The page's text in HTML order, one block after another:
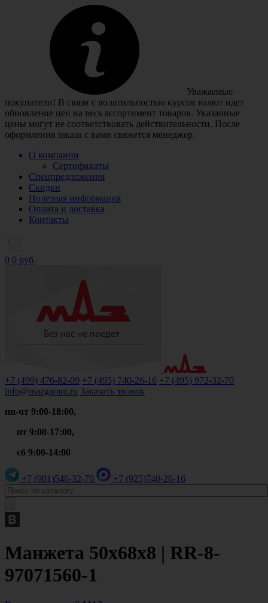
Уважаемые
покупатели! В связи с волатильностью курсов валют идет
обновление цен на весь ассортимент товаров. Указанные
цены могут не соответствовать действительности. После
оформления заказа с вами свяжется менеджер.
О компании
Сертификаты
Спецпредложения
Скидки
Полезная информация
Оплата и доставка
Контакты
0 0 руб.
+7 (499) 476-82-09 +7 (495) 740-26-16 +7 (495) 972-32-70
info@mazgarant.ru Заказать звонок
пн-чт 9:00-18:00,
пт 9:00-17:00,
сб 9:00-14:00
+7 (901)546-32-70 +7 (925)740-26-16
Манжета 50х68х8 | RR-8-
97071560-1